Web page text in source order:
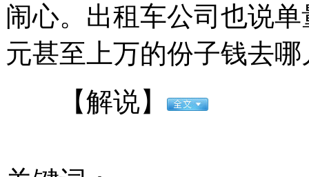
男子吃霸王餐被警察踩在脚下
闹心。出租车公司也说
元甚至上万的份子钱去
【解说】